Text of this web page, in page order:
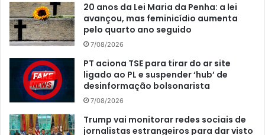
20 anos da Lei Maria da Penha: a lei
avançou, mas feminicídio aumenta
pelo quarto ano seguido
7/08/2026
PT aciona TSE para tirar do ar site
ligado ao PL e suspender ‘hub’ de
desinformação bolsonarista
7/08/2026
Trump vai monitorar redes sociais de
jornalistas estrangeiros para dar visto